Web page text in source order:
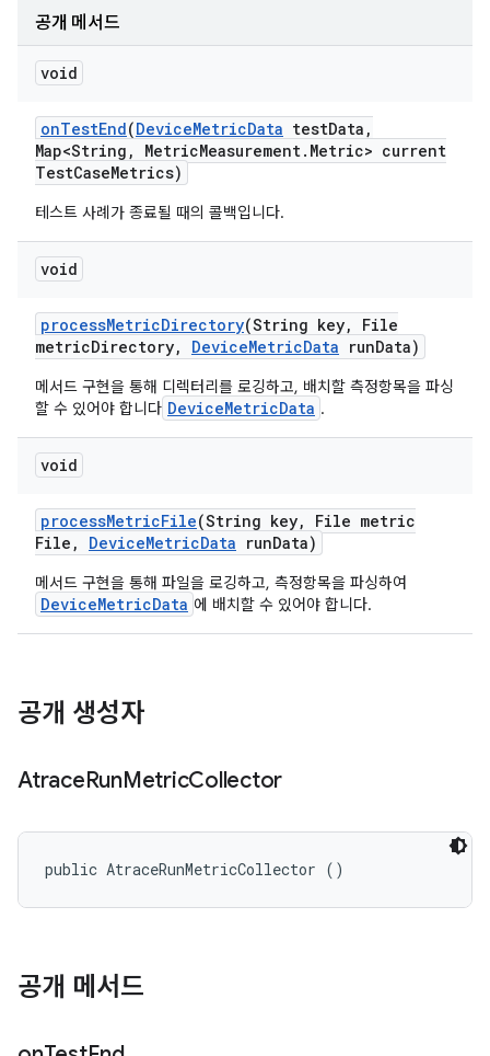
공개 메서드
void
onTestEnd(DeviceMetricData testData ,
Map<String , MetricMeasurement. Metric> current
TestCaseMetrics)
테스트 사례가 종료될 때의 콜백입니다.
void
processMetricDirectory(String key,
File
metricDirectory, DeviceMetricData runData)
메서드 구현을 통해 디렉터리를 로깅하고, 배치할 측정항목을 파싱
할 수 있어야 합니다 DeviceMetricData .
void
processMetricFile(String key,
File metric
File , DeviceMetricData runData)
메서드 구현을 통해 파일을 로깅하고, 측정항목을 파싱하여
DeviceMetricData 에 배치할 수 있어야 합니다.
공개 생성자
AtraceRunMetricCollector
public AtraceRunMetricCollector ()
공개 메서드